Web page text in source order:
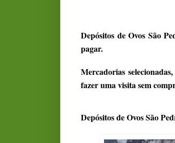
Depósitos de Ovos São
pagar.
Mercadorias
fazer uma visita sem
Depósitos de Ovos São